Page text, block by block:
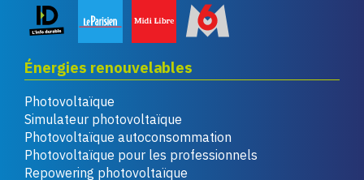
Énergies renouvelables
Photovoltaïque
Simulateur photovoltaïque
Photovoltaïque autoconsommation
Photovoltaïque pour les professionnels
Repowering photovoltaïque